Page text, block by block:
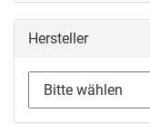
Hersteller